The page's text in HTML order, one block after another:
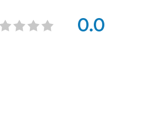
0.0